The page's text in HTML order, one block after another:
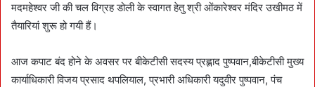
मदमहेश्वर जी की चल विग्रह डोली के स्वागत हेतु श्री ओंकारेश्वर मंदिर उखीमठ में
तैयारियां शुरू हो गयी हैं।
आज कपाट बंद होने के अवसर पर बीकेटीसी सदस्य प्रह्लाद पुष्पवान,बीकेटीसी मुख्य
कार्याधिकारी विजय प्रसाद थपलियाल, प्रभारी अधिकारी यदुवीर पुष्पवान, पंच